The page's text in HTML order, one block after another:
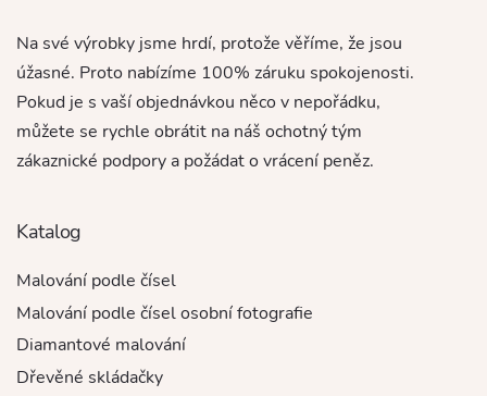
Na své výrobky jsme hrdí, protože věříme, že jsou
úžasné. Proto nabízíme 100% záruku spokojenosti.
Pokud je s vaší objednávkou něco v nepořádku,
můžete se rychle obrátit na náš ochotný tým
zákaznické podpory a požádat o vrácení peněz.
Katalog
Malování podle čísel
Malování podle čísel osobní fotografie
Diamantové malování
Dřevěné skládačky